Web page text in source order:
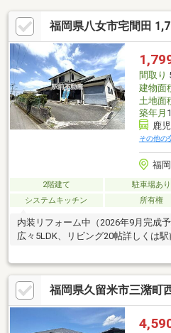
福岡県八女市宅間田
間取り
建物面
土地面
築年月
鹿
その他の
福
2階建て 駐車場あり
システムキッチン
所有権
内装リフォーム中（2026年9月完成
広々5LDK、リビング20帖詳しくは
福岡県久留米市三潴町